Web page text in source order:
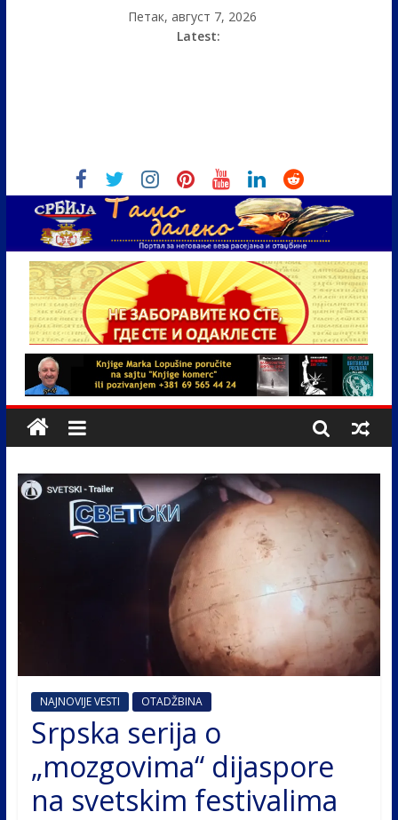
Петак, август 7, 2026
Latest:
NAJNOVIJE VESTI OTADŽBINA
Srpska serija o
„mozgovima“ dijaspore
na svetskim festivalima